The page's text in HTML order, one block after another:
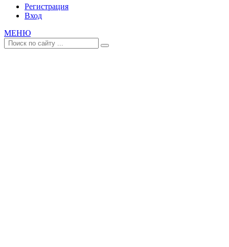
Регистрация
Вход
МЕНЮ